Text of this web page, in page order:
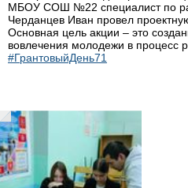
МБОУ СОШ №22 специалист по
Черданцев Иван провел
Основная цель акции – это
вовлечения молодежи в процесс
#ГрантовыйДень71